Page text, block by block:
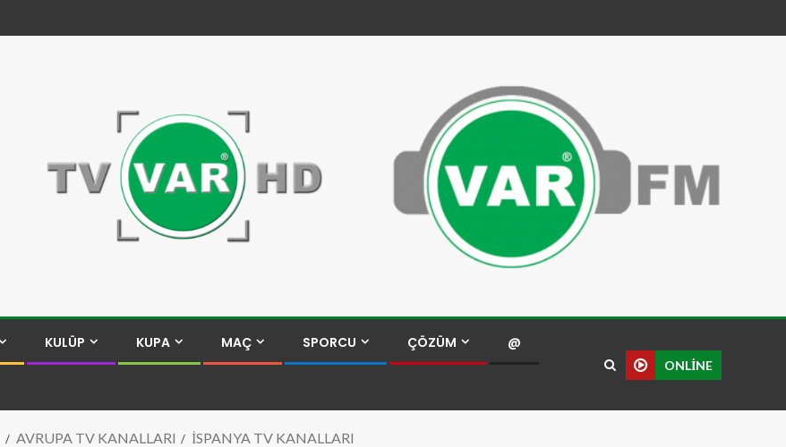
KULÜP KUPA MAÇ SPORCU ÇÖZÜM @
ONLINE
AVRUPA TV KANALLARI İSPANYA TV KANALLARI